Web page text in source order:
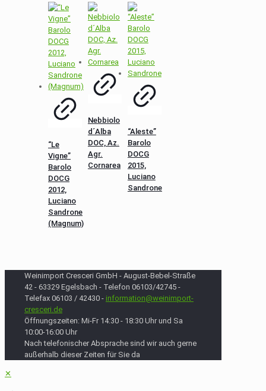
“Le
Vigne”
Barolo
DOCG
2012,
Luciano
Sandrone
(Magnum)
Nebbiolo
d´Alba
DOC, Az.
Agr.
Cornarea
“Aleste”
Barolo
DOCG
2015,
Luciano
Sandrone
Weinimport Cresceri GmbH - August-Bebel-Straße
42 - 63329 Egelsbach - Telefon 06103/42745 -
Telefax 06103 / 42430 - information@weinimport-
cresceri.de
Öffnungszeiten: Mi-Fr 14:30 - 18:30 Uhr und Sa
10:00-16:00 Uhr
Nach telefonischer Absprache sind wir auch gerne
außerhalb dieser Zeiten für Sie da
✕